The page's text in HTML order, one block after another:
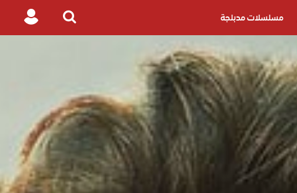
مسلسلات مدبلجة
Search
Login